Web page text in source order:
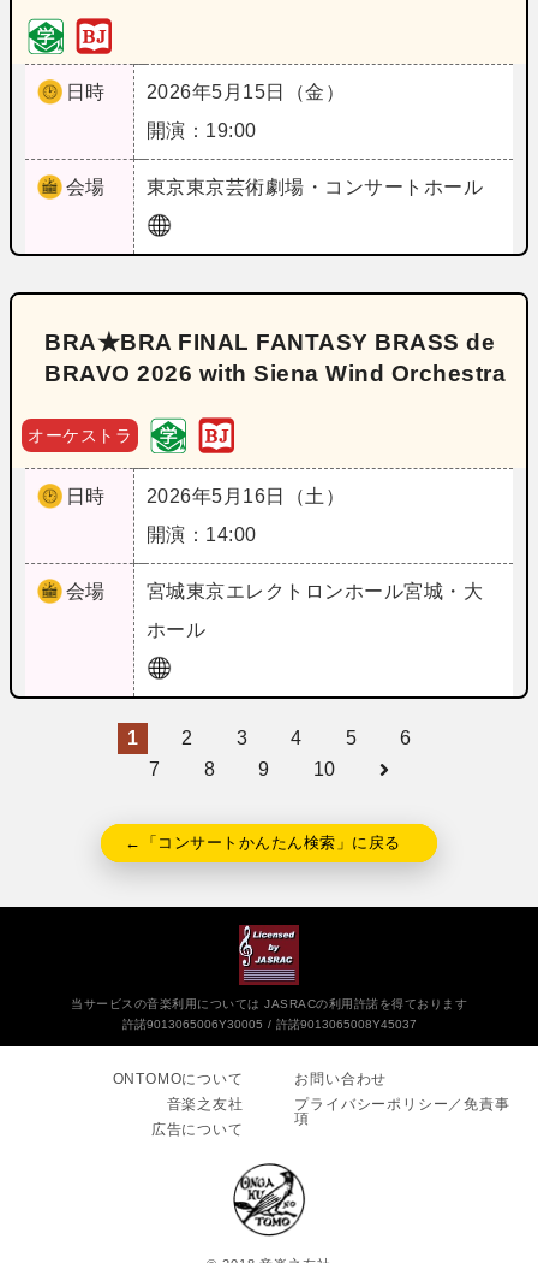
日時
2026年5月15日（金）
開演：19:00
会場 東京東京芸術劇場・コンサートホール
BRA★BRA FINAL FANTASY BRASS de
BRAVO 2026 with Siena Wind Orchestra
オーケストラ
日時
2026年5月16日（土）
開演：14:00
会場 宮城東京エレクトロンホール宮城・大
ホール
1 2 3 4 5
6
7
8 9 10
←「コンサートかんたん検索」に戻る
当サービスの音楽利用については JASRACの利用許諾を得ております
許諾9013065006Y30005
許諾9013065008Y45037
ONTOMOについて
音楽之友社
広告について
お問い合わせ
プライバシーポリシー／免責事
項